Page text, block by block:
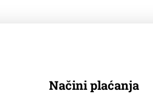
Načini plaćanja